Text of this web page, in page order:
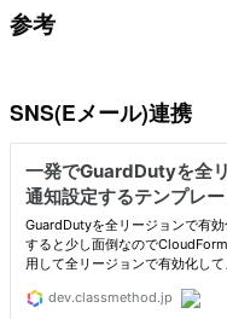
参考
SNS(Eメール)連携